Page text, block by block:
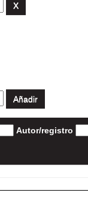
Autor/registro